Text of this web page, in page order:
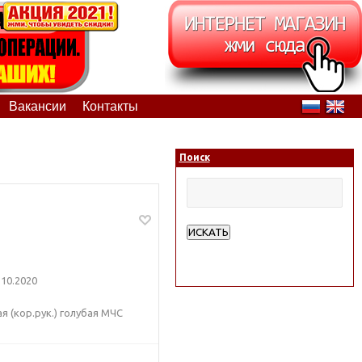
Вакансии Контакты
(кор.рук.) голубая МЧС
Поиск
ИСКАТЬ